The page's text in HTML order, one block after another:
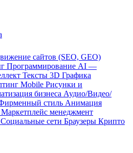
сайтов (SEO, GEO)
Программирование AI —
Тексты 3D Графика
Mobile Рисунки и
бизнеса Аудио/Видео/
стиль Анимация
Маркетплейс менеджмент
Социальные сети Браузеры Крипто